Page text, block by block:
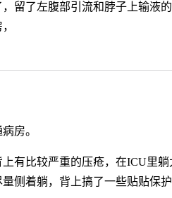
，留了左腹部引流和脖子上输液的
房。
有比较严重的压疮，在ICU里躺
侧着躺，背上搞了一些贴贴保